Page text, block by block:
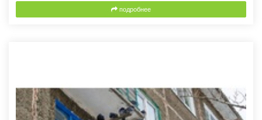
подробнее